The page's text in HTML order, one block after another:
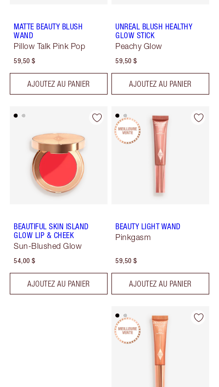
MATTE BEAUTY BLUSH
WAND
Pillow Talk Pink Pop
59,50 $
AJOUTEZ AU PANIER
UNREAL BLUSH HEALTHY
GLOW STICK
Peachy Glow
59,50 $
AJOUTEZ AU PANIER
BEAUTIFUL SKIN ISLAND
GLOW LIP & CHEEK
Sun-Blushed Glow
54,00 $
AJOUTEZ AU PANIER
BEAUTY LIGHT WAND
Pinkgasm
59,50 $
AJOUTEZ AU PANIER